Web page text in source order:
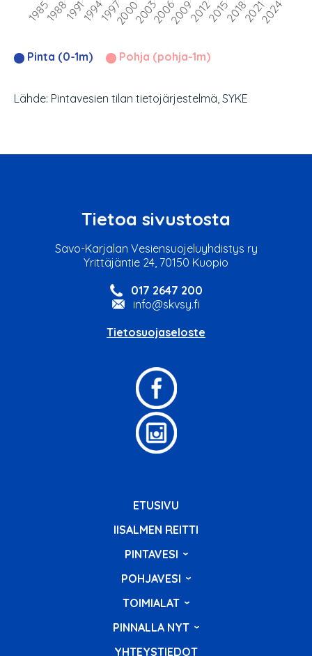
Pinta (0-1m) Pohja (pohja-1m)
Lähde: Pintavesien tilan tietojärjestelmä, SYKE
Tietoa sivustosta
Savo-Karjalan Vesiensuojeluyhdistys ry
Yrittäjäntie 24, 70150 Kuopio
017 2647 200
info@skvsy.fi
Tietosuojaseloste
ETUSIVU
IISALMEN REITTI
PINTAVESI
POHJAVESI
TOIMIALAT
PINNALLA NYT
YHTEYSTIEDOT